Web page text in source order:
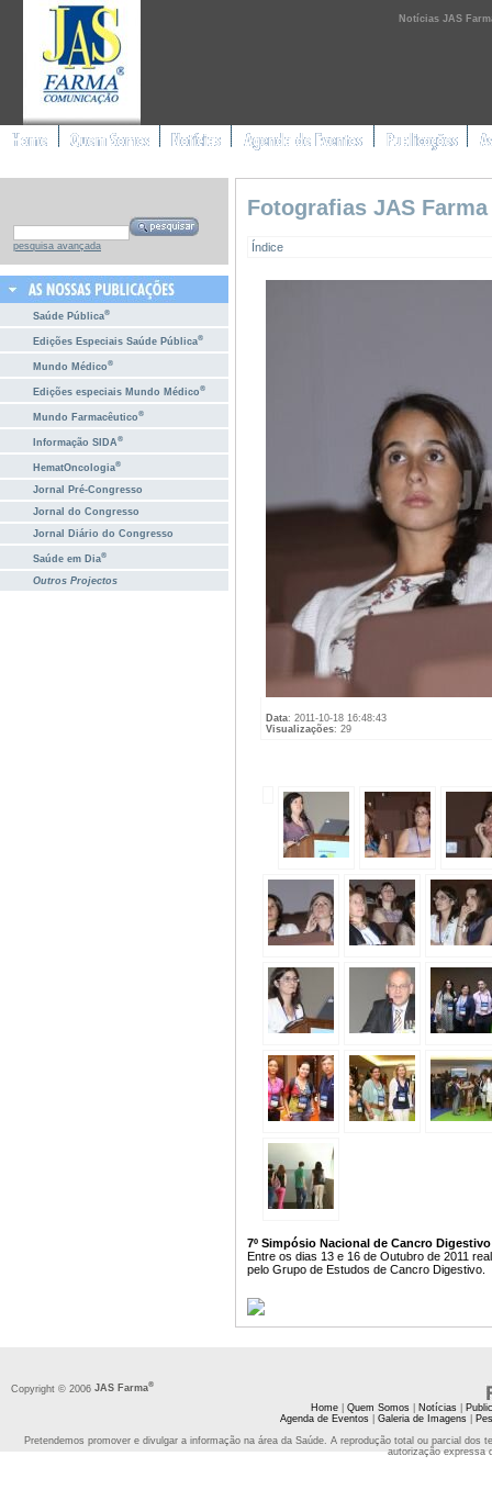
Notícias JAS
pesquisa avançada
Saúde Pública®
Edições Especiais Saúde Pública®
Mundo Médico®
Edições especiais Mundo Médico®
Mundo Farmacêutico®
Informação SIDA®
HematOncologia®
Jornal Pré-Congresso
Jornal do Congresso
Jornal Diário do Congresso
Saúde em Dia®
Outros Projectos
Fotografias JAS
Índice
Data: 2011-10-18 16:48:43
Visualizações: 29
7º Simpósio Nacional de Cancro
Entre os dias 13 e 16 de Outubro de 2011
pelo Grupo de Estudos de Cancro Digestivo.
Copyright © 2006 JAS Farma®
Home| Quem Somos| Notícias|
Agenda de Eventos| Galeria de Imagens|
Pretendemos promover e divulgar a informação na área da Saúde. A reprodução total ou parcial
autorização expressa